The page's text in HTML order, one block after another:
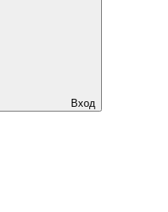
Вход